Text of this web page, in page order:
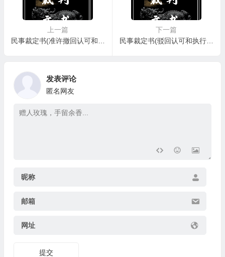
上一篇
民事裁定书(准许撤回认可和执行台湾地区仲裁裁决申请用)
下一篇
民事裁定书(驳回认可和执行台湾地区仲裁裁决申请用)
发表评论
匿名网友
昵称
邮箱
网址
提交